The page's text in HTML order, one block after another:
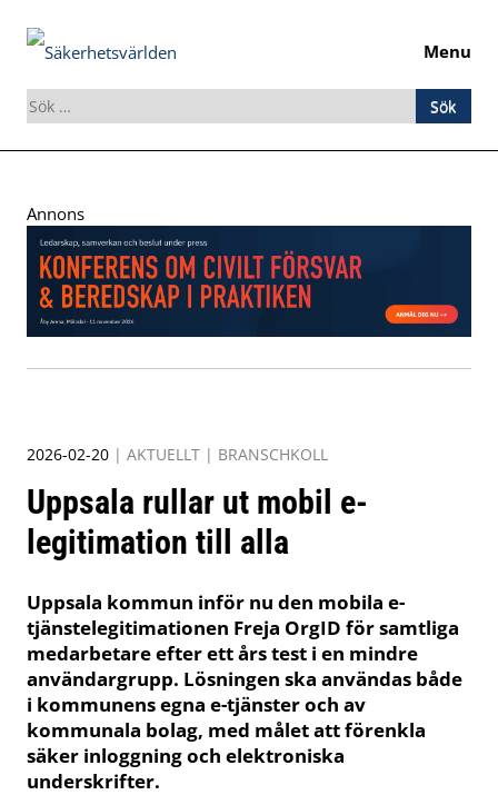
Menu
Sök
efter:
to
content
Annons
2026-02-20 | AKTUELLT | BRANSCHKOLL
Uppsala rullar ut mobil e-
legitimation till alla
Uppsala kommun inför nu den mobila e-
tjänstelegitimationen Freja OrgID för samtliga
medarbetare efter ett års test i en mindre
användargrupp. Lösningen ska användas både
i kommunens egna e-tjänster och av
kommunala bolag, med målet att förenkla
säker inloggning och elektroniska
underskrifter.